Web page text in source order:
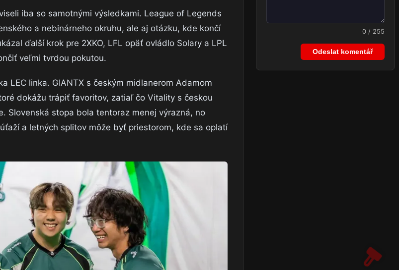
iba so samotnými výsledkami. League of Legends
a nebinárneho okruhu, ale aj otázku, kde končí
ďalší krok pre 2XKO, LFL opäť ovládlo Solary a LPL
veľmi tvrdou pokutou.
LEC linka. GIANTX s českým midlanerom Adamom
dokážu trápiť favoritov, zatiaľ čo Vitality s českou
Slovenská stopa bola tentoraz menej výrazná, no
a letných splitov môže byť priestorom, kde sa oplatí
0 / 255
Odeslat komentář